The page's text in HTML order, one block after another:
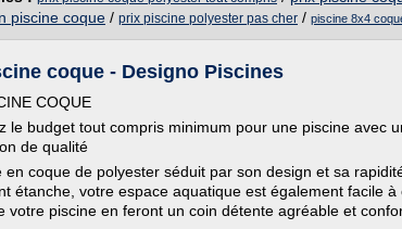
piscine coque / prix piscine polyester pas cher / piscine 8x4
coque - Designo Piscines
COQUE
le budget tout compris minimum pour une piscine avec
de qualité
en coque de polyester séduit par son design et sa
étanche, votre espace aquatique est également facile
votre piscine en feront un coin détente agréable et